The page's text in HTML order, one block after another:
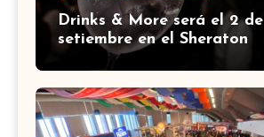
Drinks & More será el 2 de
setiembre en el Sheraton